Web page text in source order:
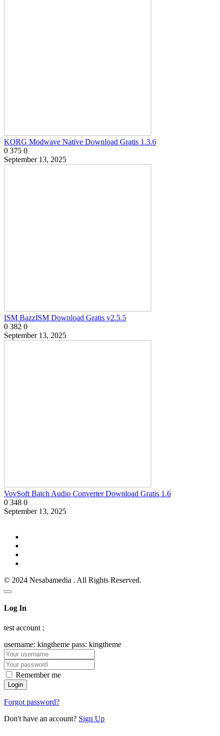
KORG Modwave Native Download Gratis 1.3.6
0 375 0
September 13, 2025
ISM BazzISM Download Gratis v2.5.5
0 382 0
September 13, 2025
VovSoft Batch Audio Converter Download Gratis 1.6
0 348 0
September 13, 2025
© 2024 Nesabamedia . All Rights Reserved.
Log In
test account :
username: kingtheme pass: kingtheme
Remember me
Forgot password?
Don't have an account? Sign Up